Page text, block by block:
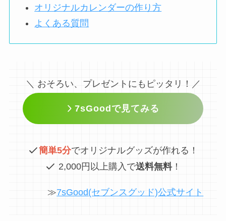
オリジナルカレンダーの作り方
よくある質問
＼ おそろい、プレゼントにもピッタリ！／
7sGoodで見てみる
簡単5分でオリジナルグッズが作れる！
2,000円以上購入で送料無料！
≫7sGood(セブンスグッド)公式サイト